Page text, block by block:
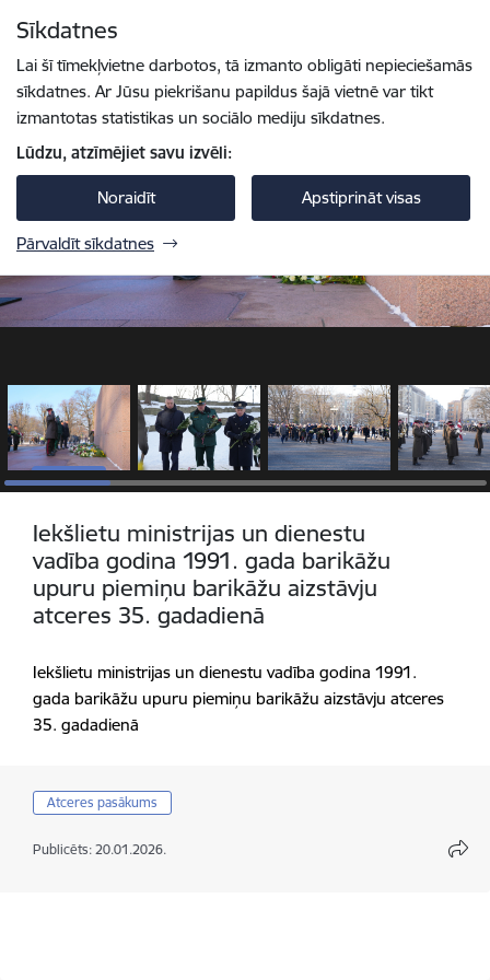
Sīkdatnes
Lai šī tīmekļvietne darbotos, tā izmanto obligāti nepieciešamās
sīkdatnes. Ar Jūsu piekrišanu papildus šajā vietnē var tikt
izmantotas statistikas un sociālo mediju sīkdatnes.
Lūdzu, atzīmējiet savu izvēli:
Noraidīt Apstiprināt visas
Pārvaldīt sīkdatnes
1 / 17
Iekšlietu ministrijas un dienestu
vadība godina 1991. gada barikāžu
upuru piemiņu barikāžu aizstāvju
atceres 35. gadadienā
Iekšlietu ministrijas un dienestu vadība godina 1991.
gada barikāžu upuru piemiņu barikāžu aizstāvju atceres
35. gadadienā
Atceres pasākums
Publicēts: 20.01.2026.